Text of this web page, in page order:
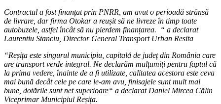
Contractul a fost finanțat prin PNRR, am avut o perioadă strânsă
de livrare, dar firma Otokar a reușit să ne livreze în timp toate
autobuzele, astfel încât să nu pierdem finanțarea.
“ a declarat
Laurentiu Stanciu, Director General Transport Urban Resita
“Reșița este singurul municipiu, capitală de județ din România care
are transport verde integral. Ne declarăm mulțumiți pentru faptul că
la prima vedere, înainte de a fi utilizate, calitatea acestora este ceva
mai bună decât cele pe care le-am avu, finisajele sunt mult mai
bune, dotările sunt net superioare“ a declarat Daniel Mircea Călin
Viceprimar Municipiul Reșița.